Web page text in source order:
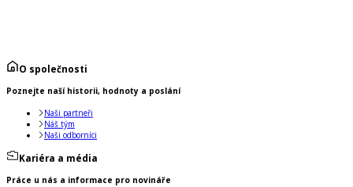
O společnosti
Poznejte naší historii, hodnoty a poslání
Naši partneři
Náš tým
Naši odborníci
Kariéra a média
Práce u nás a informace pro novináře